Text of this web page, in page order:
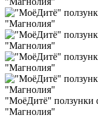
"МоёДитё" ползунки
"Магнолия"